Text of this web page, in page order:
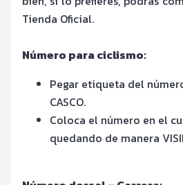
Tienda Oficial.
Número para ciclismo:
Pegar etiqueta del
CASCO.
Coloca el número en el
quedando de manera